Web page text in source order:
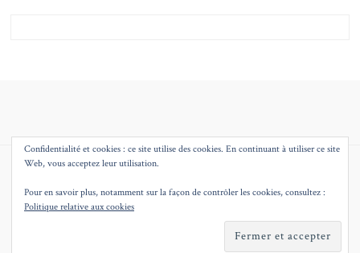
JUSTGOODTHEMES.COM
Confidentialité et cookies : ce site utilise des cookies. En continuant à utiliser ce site
Web, vous acceptez leur utilisation.
Pour en savoir plus, notamment sur la façon de contrôler les cookies, consultez :
Politique relative aux cookies